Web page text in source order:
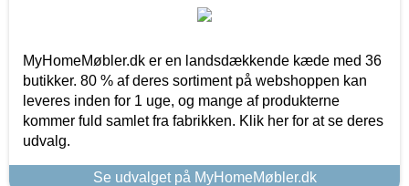
MyHomeMøbler.dk er en landsdækkende kæde med 36
butikker. 80 % af deres sortiment på webshoppen kan
leveres inden for 1 uge, og mange af produkterne
kommer fuld samlet fra fabrikken. Klik her for at se deres
udvalg.
Se udvalget på MyHomeMøbler.dk